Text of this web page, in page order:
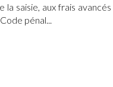
saisie, aux frais
pénal...